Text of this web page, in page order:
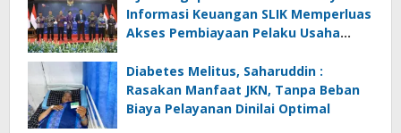
Informasi Keuangan SLIK Memperluas
Akses Pembiayaan Pelaku Usaha
Diabetes Melitus, Saharuddin :
Rasakan Manfaat JKN, Tanpa Beban
Biaya Pelayanan Dinilai Optimal